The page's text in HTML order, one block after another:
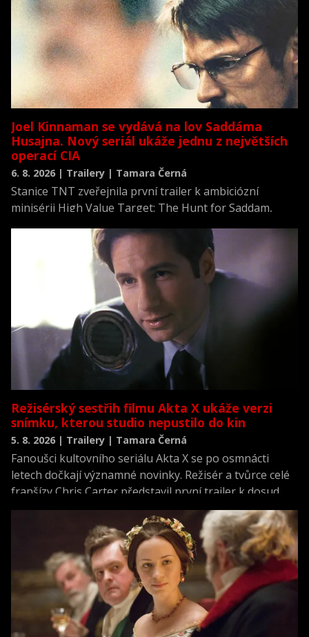
Joel Kinnaman se vydává na lov Saddáma
Husajna. Nový seriál ukáže jednu z největších
operací CIA
6. 8. 2026 | Trailery | Tamara Černá
Stanice TNT zveřejnila první trailer k ambiciózní
minisérii High Value Target: The Hunt for Saddam,
novodobých dějin.
Režisérský sestřih filmu Akta X ukáže verzi
snímku, kterou studio nepustilo do kin
5. 8. 2026 | Trailery | Tamara Černá
Fanoušci kultovního seriálu Akta X se po osmnácti
letech dočkají významné novinky. Režisér a tvůrce celé
franšízy Chris Carter představil první trailer k dosud
neviděné režisérské verzi filmu Akta X: Chci uvěřit.